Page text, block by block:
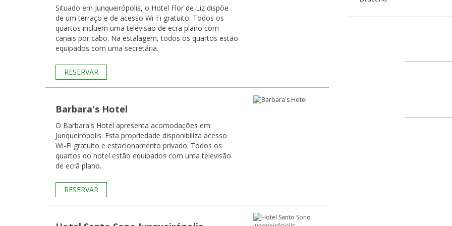
Situado em Junqueirópolis, o Hotel Flor de Liz dispõe
de um terraço e de acesso Wi-Fi gratuito. Todos os
quartos incluem uma televisão de ecrã plano com
canais por cabo. Na estalagem, todos os quartos estão
equipados com uma secretária.
RESERVAR
Barbara's Hotel
O Barbara's Hotel apresenta acomodações em
Junqueirópolis. Esta propriedade disponibiliza acesso
Wi-Fi gratuito e estacionamento privado. Todos os
quartos do hotel estão equipados com uma televisão
de ecrã plano.
RESERVAR
17905-970